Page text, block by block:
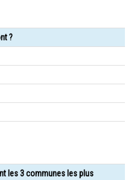
?
les 3 communes les plus